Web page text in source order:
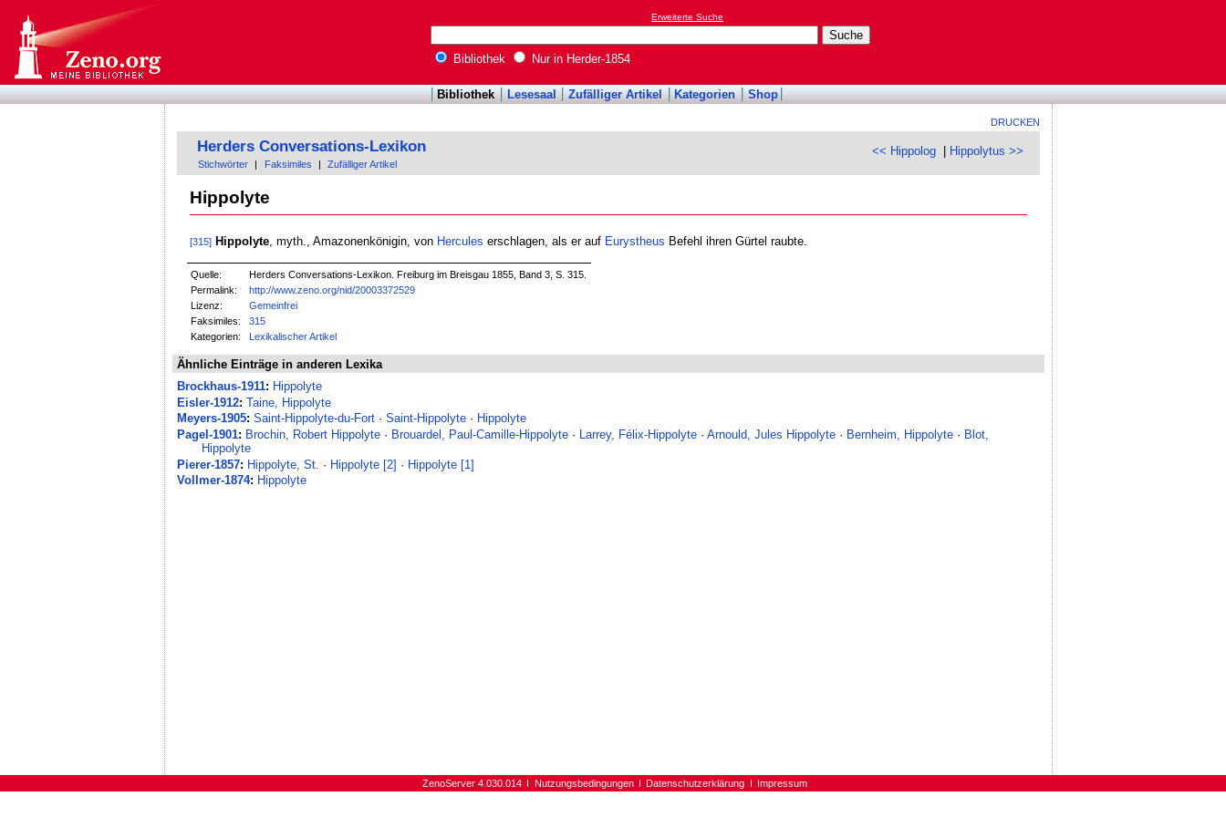
Erweiterte Suche
Bibliothek Nur in Herder-1854
Bibliothek Lesesaal Zufälliger Artikel Kategorien Shop
DRUCKEN
<< Hippolog Hippolytus >>
Herders Conversations-Lexikon
Stichwörter Faksimiles Zufälliger Artikel
Hippolyte
[315] Hippolyte, myth., Amazonenkönigin, von Hercules erschlagen, als er auf Eurystheus Befehl ihren Gürtel raubte.
Quelle:
Herders Conversations-Lexikon. Freiburg im Breisgau 1855, Band 3, S. 315.
Permalink:
http://www.zeno.org/nid/20003372529
Lizenz:
Gemeinfrei
Faksimiles:
315
Kategorien:
Lexikalischer Artikel
Ähnliche Einträge in anderen Lexika
Brockhaus-1911: Hippolyte
Eisler-1912: Taine, Hippolyte
Meyers-1905: Saint-Hippolyte-du-Fort ·Saint-Hippolyte · Hippolyte
Pagel-1901: Brochin, Robert Hippolyte · Brouardel, Paul-Camille-Hippolyte · Larrey, Félix-Hippolyte ·Arnould, Jules Hippolyte · Bernheim, Hippolyte · Blot,
Hippolyte
Pierer-1857: Hippolyte, St. · Hippolyte [2] · Hippolyte [1]
Vollmer-1874: Hippolyte
ZenoServer 4.030.014 Nutzungsbedingungen Datenschutzerklärung Impressum